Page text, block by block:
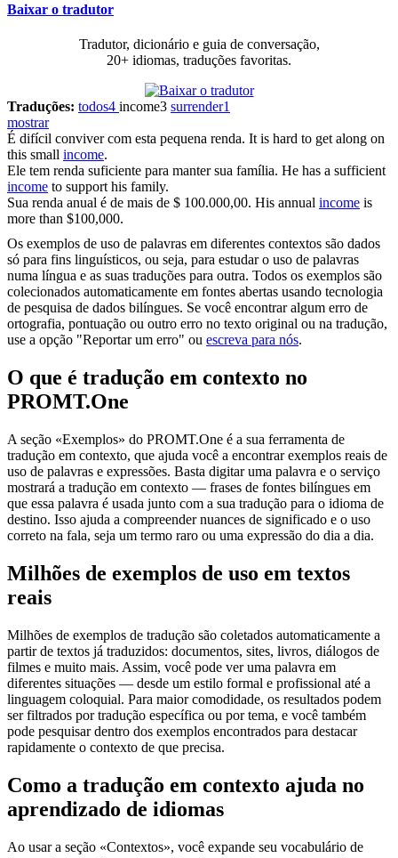
Baixar o tradutor
Tradutor, dicionário e guia de conversação,
20+ idiomas, traduções favoritas.
Traduções: todos4 income3 surrender1
mostrar
É difícil conviver com esta pequena renda. It is hard to get along on
this small income.
Ele tem renda suficiente para manter sua família. He has a sufficient
income to support his family.
Sua renda anual é de mais de $ 100.000,00. His annual income is
more than $100,000.
Os exemplos de uso de palavras em diferentes contextos são dados
só para fins linguísticos, ou seja, para estudar o uso de palavras
numa língua e as suas traduções para outra. Todos os exemplos são
colecionados automaticamente em fontes abertas usando tecnologia
de pesquisa de dados bilíngues. Se você encontrar algum erro de
ortografia, pontuação ou outro erro no texto original ou na tradução,
use a opção "Reportar um erro" ou escreva para nós.
O que é tradução em contexto no
PROMT.One
A seção «Exemplos» do PROMT.One é a sua ferramenta de
tradução em contexto, que ajuda você a encontrar exemplos reais de
uso de palavras e expressões. Basta digitar uma palavra e o serviço
mostrará a tradução em contexto — frases de fontes bilíngues em
que essa palavra é usada junto com a sua tradução para o idioma de
destino. Isso ajuda a compreender nuances de significado e o uso
correto na fala, seja um termo raro ou uma expressão do dia a dia.
Milhões de exemplos de uso em textos
reais
Milhões de exemplos de tradução são coletados automaticamente a
partir de textos já traduzidos: documentos, sites, livros, diálogos de
filmes e muito mais. Assim, você pode ver uma palavra em
diferentes situações — desde um estilo formal e profissional até a
linguagem coloquial. Para maior comodidade, os resultados podem
ser filtrados por tradução específica ou por tema, e você também
pode pesquisar dentro dos exemplos encontrados para destacar
rapidamente o contexto de que precisa.
Como a tradução em contexto ajuda no
aprendizado de idiomas
Ao usar a seção «Contextos», você expande seu vocabulário de